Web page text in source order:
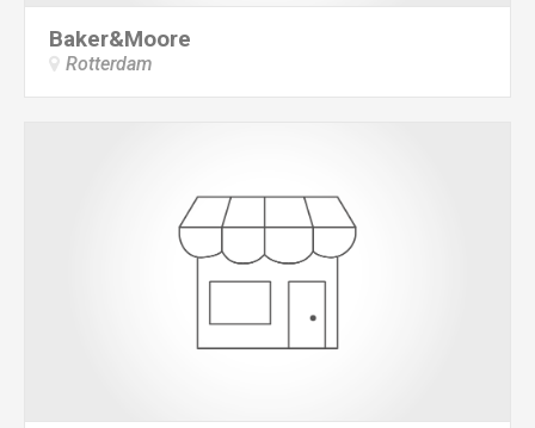
Baker&Moore
Rotterdam